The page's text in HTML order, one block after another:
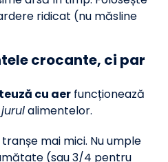
ridicat (nu măsline
crocante, ci par
cu aer funcționează
alimentelor.
mai mici. Nu umple
(sau 3/4 pentru